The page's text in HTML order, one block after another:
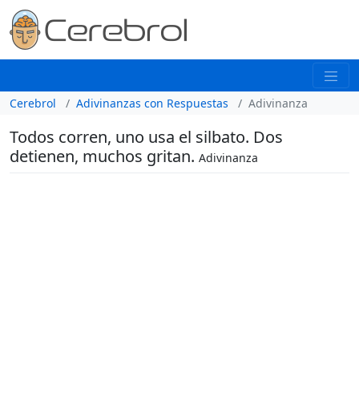
Cerebrol Adivinanzas con Respuestas Adivinanza
Todos corren, uno usa el silbato. Dos
detienen, muchos gritan. Adivinanza